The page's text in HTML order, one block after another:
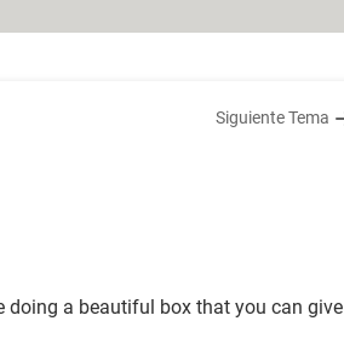
Siguiente Tema
doing a beautiful box that you can give